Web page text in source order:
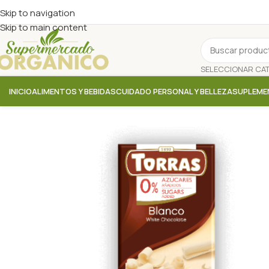
Skip to navigation
Skip to main content
INICIOALIMENTOS Y BEBIDASCUIDADO PERSONAL Y BELLEZA